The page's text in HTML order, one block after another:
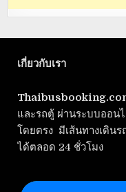
เกี่ยวกับเรา
และรถตู้ ผ่านระบบออน
โดยตรง มีเส้นทางเดิน
ได้ตลอด 24 ชั่วโมง